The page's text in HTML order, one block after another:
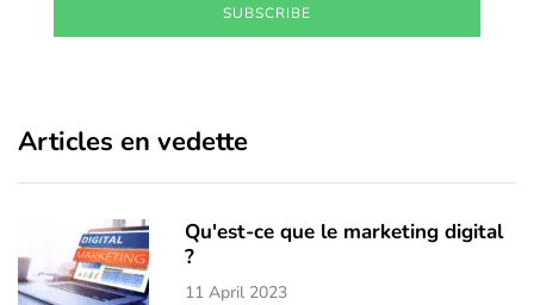
SUBSCRIBE
Articles en vedette
Qu'est-ce que le marketing digital
?
11 April 2023